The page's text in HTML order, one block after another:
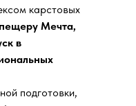
карстовых
пещеру Мечта,
в
подготовки,